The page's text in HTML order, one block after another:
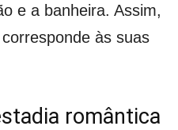
e a banheira. Assim,
às suas
romântica